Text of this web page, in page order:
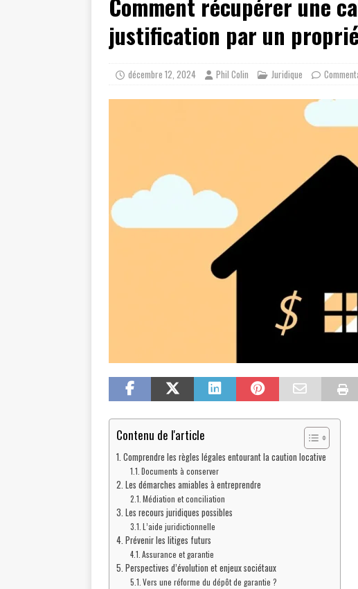
Comment récupérer une
justification par un
décembre 12, 2024 Phil Colin Juridique
Contenu de l'article
Comprendre les règles légales entourant la caution locative
Documents à conserver
Les démarches amiables à entreprendre
Médiation et conciliation
Les recours juridiques possibles
L’aide juridictionnelle
Prévenir les litiges futurs
Assurance et garantie
Perspectives d’évolution et enjeux sociétaux
Vers une réforme du dépôt de garantie ?